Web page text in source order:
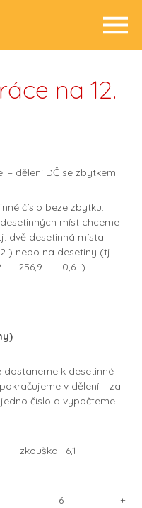
na 12.
– dělení DČ se zbytkem
číslo beze zbytku.
míst chceme
dvě desetinná místa
) nebo na desetiny (tj.
256,9 0,6 )
dostaneme k desetinné
v dělení – za
číslo a vypočteme
6,1
+